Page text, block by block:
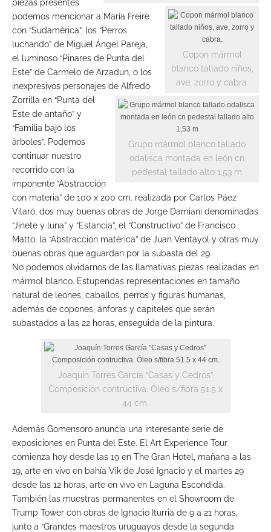
Copon mármol
blanco tallado niños,
ave, zorro y cabra.
Grupo mármol blanco tallado
odalisca montada en león cn
pedestal tallado alto 1,53 m
piezas presentes
podemos mencionar a María Freire
con “Sudamérica”, los “Perros
luchando” de Miguel Ángel Pareja,
el luminoso “Pinares de Punta del
Este” de Carmelo de Arzadun, o los
inexpresivos personajes de Alfredo
Zorrilla en “Punta del
Este de antaño” y
“Familia bajo los
árboles”. Podemos
continuar nuestro
recorrido con la
imponente “Abstracción
con materia” de 100 x 200 cm. realizada por Carlos Páez
Vilaró, dos muy buenas obras de Jorge Damiani denominadas
“Jinete y luna” y “Estancia”, el “Constructivo” de Francisco
Matto, la “Abstracción matérica” de Juan Ventayol y otras muy
buenas obras que aguardan por la subasta del 29.
No podemos olvidarnos de las llamativas piezas realizadas en
mármol blanco. Estupendas representaciones en tamaño
natural de leones, caballos, perros y figuras humanas,
además de copones, ánforas y capiteles que serán
subastados a las 22 horas, enseguida de la pintura.
Joaquín Torres García “Casas y Cedros”
Composición contructiva. Óleo s/fibra 51.5 x
44 cm.
Además Gomensoro anuncia una interesante serie de
exposiciones en Punta del Este. El Art Experience Tour
comienza hoy desde las 19 en The Gran Hotel, mañana a las
19, arte en vivo en bahía Vik de José Ignacio y el martes 29
desde las 12 horas, arte en vivo en Laguna Escondida.
También las muestras permanentes en el Showroom de
Trump Tower con obras de Ignacio Iturria de 9 a 21 horas,
junto a “Grandes maestros uruguayos desde la segunda